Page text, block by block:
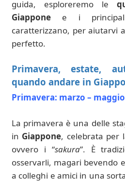
guida, esploreremo le
Giappone e i
caratterizzano, per aiutarvi
perfetto.
Primavera, estate,
quando andare in
Primavera: marzo – maggio
La primavera è una delle
in Giappone, celebrata per
ovvero i “sakura”. È
osservarli, magari bevendo
a colleghi e amici in una